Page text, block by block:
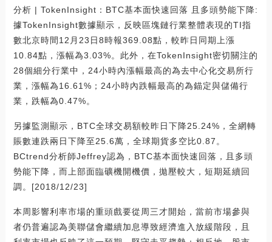
分析 | TokenInsight：BTC基本面快速回落 且多頭勢能下降:
據TokenInsight數據顯示，反映區塊鏈行業整體表現的TI指
數北京時間12月23日8時報369.08點，較昨日同期上漲
10.84點，漲幅為3.03%。此外，在TokenInsight密切關注的
28個細分行業中，24小時內漲幅最高的為去中心化交易所行
業，漲幅為16.61%；24小時內跌幅最高的為錨定與儲備行
業，跌幅為0.47%。
另據監測顯示，BTC全球交易額較昨日下降25.24%，全網轉
賬數連跌兩日下降至25.6萬，全球期貨多空比0.87。
BCtrend分析師Jeffrey認為，BTC基本面快速回落，且多頭
勢能下降，而上部面臨礦機開機價，拋壓較大，短期延續回
調。[2018/12/23]
本周影響利率市場的重頭戲要從周三才開始，當前市場參與
者仍普遍認為美聯儲會繼續加息導致經濟進入放緩階段，且